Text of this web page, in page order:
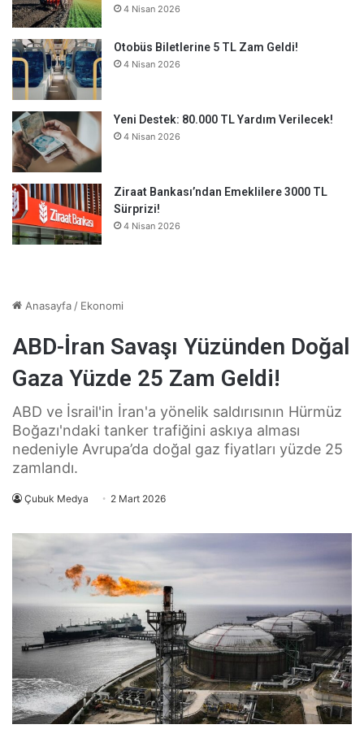
4 Nisan 2026
Otobüs Biletlerine 5 TL Zam Geldi!
4 Nisan 2026
Yeni Destek: 80.000 TL Yardım Verilecek!
4 Nisan 2026
Ziraat Bankası’ndan Emeklilere 3000 TL
Sürprizi!
4 Nisan 2026